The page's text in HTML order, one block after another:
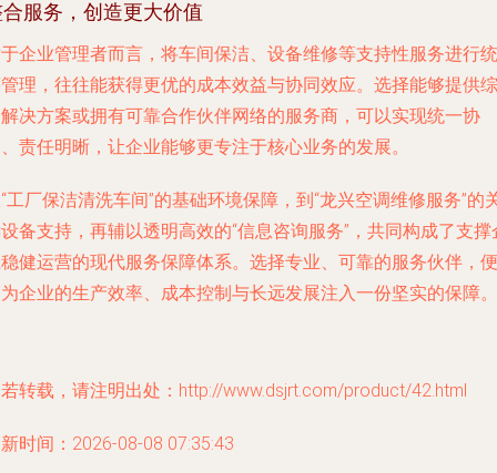
服务，创造更大价值
企业管理者而言，将车间保洁、设备维修等支持性服务进行统
理，往往能获得更优的成本效益与协同效应。选择能够提供综
决方案或拥有可靠合作伙伴网络的服务商，可以实现统一协
责任明晰，让企业能够更专注于核心业务的发展。
工厂保洁清洗车间”的基础环境保障，到“龙兴空调维修服务”的
备支持，再辅以透明高效的“信息咨询服务”，共同构成了支撑
健运营的现代服务保障体系。选择专业、可靠的服务伙伴，便
企业的生产效率、成本控制与长远发展注入一份坚实的保障。
转载，请注明出处：http://www.dsjrt.com/product/42.html
时间：2026-08-08 07:35:43